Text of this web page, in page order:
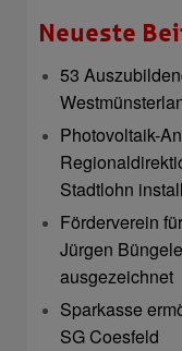
Neueste
53
Photovoltaik-
Stadtlohn
Förderverein
Jürgen
ausgezeichnet
Sparkasse
SG Coesfeld